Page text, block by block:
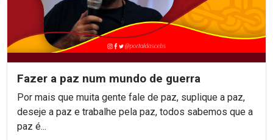
Fazer a paz num mundo de guerra
Por mais que muita gente fale de paz, suplique a paz,
deseje a paz e trabalhe pela paz, todos sabemos que a
paz é...